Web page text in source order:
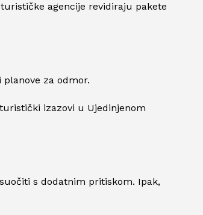
agencije revidiraju pakete
za odmor.
izazovi u Ujedinjenom
s dodatnim pritiskom. Ipak,